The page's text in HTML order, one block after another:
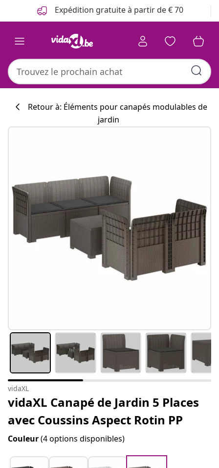
Expédition gratuite à partir de € 70
Retour à: Éléments pour canapés modulables de
jardin
vidaXL
vidaXL Canapé de Jardin 5 Places
avec Coussins Aspect Rotin PP
Couleur(4 options disponibles)